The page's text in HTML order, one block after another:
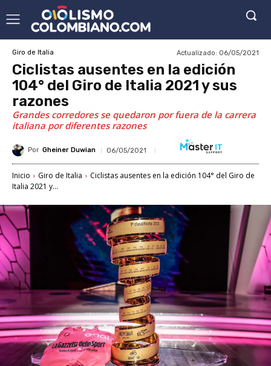
Giro de Italia Actualizado: 06/05/2021
Ciclistas ausentes en la edición
104° del Giro de Italia 2021 y sus
razones
Grandes corredores se quedaron por fuera de la carrera
italiana por diferentes razones
Por Gheiner Duwian 06/05/2021
Inicio Giro de Italia
Ciclistas ausentes en la edición 104° del Giro de
Italia 2021 y...